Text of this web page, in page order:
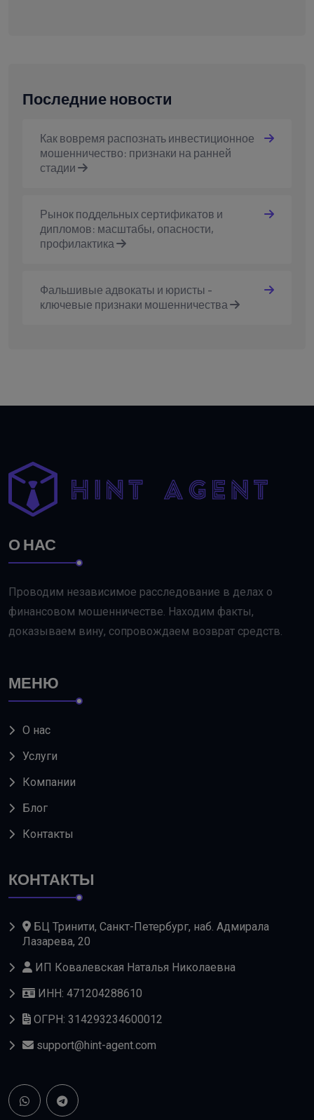
Последние новости
Как вовремя распознать инвестиционное
мошенничество: признаки на ранней
стадии
Рынок поддельных сертификатов и
дипломов: масштабы, опасности,
профилактика
Фальшивые адвокаты и юристы -
ключевые признаки мошенничества
О НАС
Проводим независимое расследование в делах о
финансовом мошенничестве. Находим факты,
доказываем вину, сопровождаем возврат средств.
МЕНЮ
О нас
Услуги
Компании
Блог
Контакты
КОНТАКТЫ
БЦ Тринити, Санкт-Петербург, наб. Адмирала
Лазарева, 20
ИП Ковалевская Наталья Николаевна
ИНН: 471204288610
ОГРН: 314293234600012
support@hint-agent.com